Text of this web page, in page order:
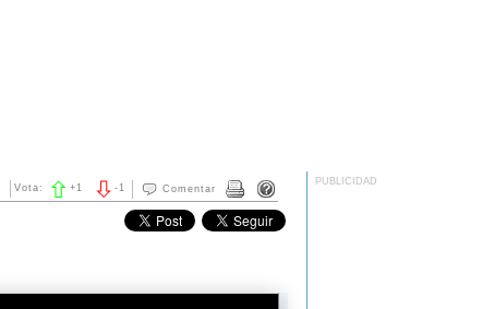
Comentar
-1
Vota: +1
PUBLICIDAD